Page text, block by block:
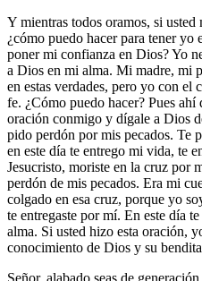
Y mientras todos oramos, si usted
¿cómo puedo hacer para tener yo
poner mi confianza en Dios? Yo
a Dios en mi alma. Mi madre, mi
en estas verdades, pero yo con el
fe. ¿Cómo puedo hacer? Pues
oración conmigo y dígale a Dios
pido perdón por mis pecados. Te
en este día te entrego mi vida, te
Jesucristo, moriste en la cruz por
perdón de mis pecados. Era mi
colgado en esa cruz, porque yo
te entregaste por mí. En este día
alma. Si usted hizo esta oración,
conocimiento de Dios y su
Señor, alabado seas de